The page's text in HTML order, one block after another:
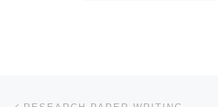
文章导航